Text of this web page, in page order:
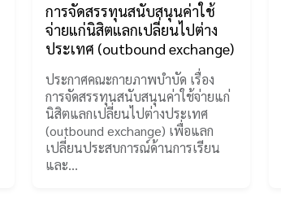
การจัดสรรทุนสนับสนุนค่าใช้
จ่ายแก่นิสิตแลกเปลี่ยนไปต่าง
ประเทศ (outbound exchange)
ประกาศคณะกายภาพบำบัด เรื่อง
การจัดสรรทุนสนับสนุนค่าใช้จ่ายแก่
นิสิตแลกเปลี่ยนไปต่างประเทศ
(outbound exchange) เพื่อแลก
เปลี่ยนประสบการณ์ด้านการเรียน
และ…